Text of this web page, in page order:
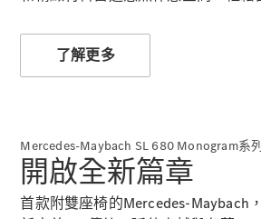
All Coupés
CLE Coupé
Mercedes-
AMG GT
了解更多
Mercedes-Maybach SL 680 Monogram系
開啟全新篇章
首款附雙座椅的Mercedes-Maybach